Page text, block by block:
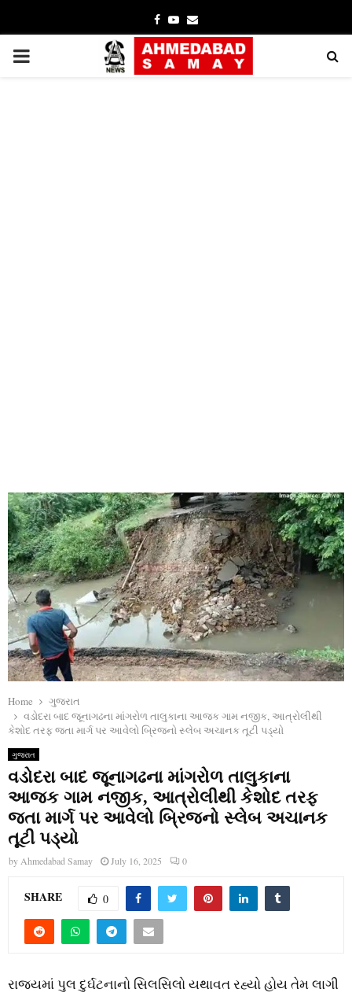
Facebook
YoutubeEmail
PRIMARY
Home
ગુજરાત
વડોદરા બાદ જૂનાગઢના માંગરોળ તાલુકાના આજક ગામ નજીક, આત્રોલીથી
કેશોદ તરફ જતા માર્ગ પર આવેલો બ્રિજનો સ્લેબ અચાનક તૂટી પડ્યો
ગુજરાત
વડોદરા બાદ જૂનાગઢના માંગરોળ તાલુકાના
આજક ગામ નજીક, આત્રોલીથી કેશોદ તરફ
જતા માર્ગ પર આવેલો બ્રિજનો સ્લેબ અચાનક
તૂટી પડ્યો
by Ahmedabad Samay July 16, 2025 0
SHARE 0
રાજ્યમાં પુલ દુર્ઘટનાનો સિલસિલો યથાવત રહ્યો હોય તેમ લાગી